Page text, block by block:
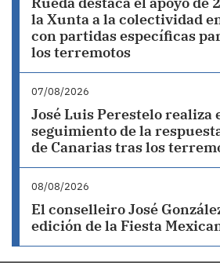
la Xunta a la colectividad
con partidas específicas
los terremotos
07/08/2026
José Luis Perestelo realiza
seguimiento de la
de Canarias tras los
08/08/2026
El conselleiro José
edición de la Fiesta